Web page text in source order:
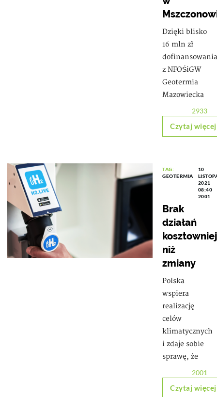
Dzięki blisko
16 mln zł
dofinansowania
z NFOŚiGW
Geotermia
Mazowiecka
2933
Czytaj więcej
TAG:
GEOTERMIA
10
2021
08:40
2001
Brak
działań
niż
zmiany
Polska
wspiera
realizację
celów
klimatycznych
i zdaje sobie
sprawę, że
2001
Czytaj więcej